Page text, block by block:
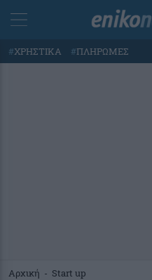
#ΧΡΗΣΤΙΚΑ #ΠΛΗΡΩΜΕΣ
Αρχική - Start up